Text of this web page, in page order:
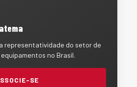
representatividade do setor de
no Brasil.
SE